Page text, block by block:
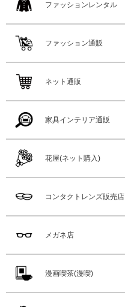
ファッションレンタル
ファッション通販
ネット通販
家具インテリア通販
花屋(ネット購入)
コンタクトレンズ販売店
メガネ店
漫画喫茶(漫喫)